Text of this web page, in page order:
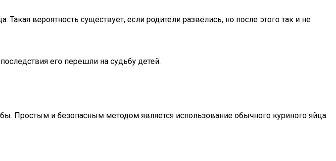
вероятность существует, если родители развелись, но после этого так и не
его перешли на судьбу детей.
Простым и безопасным методом является использование обычного куриного яйца.